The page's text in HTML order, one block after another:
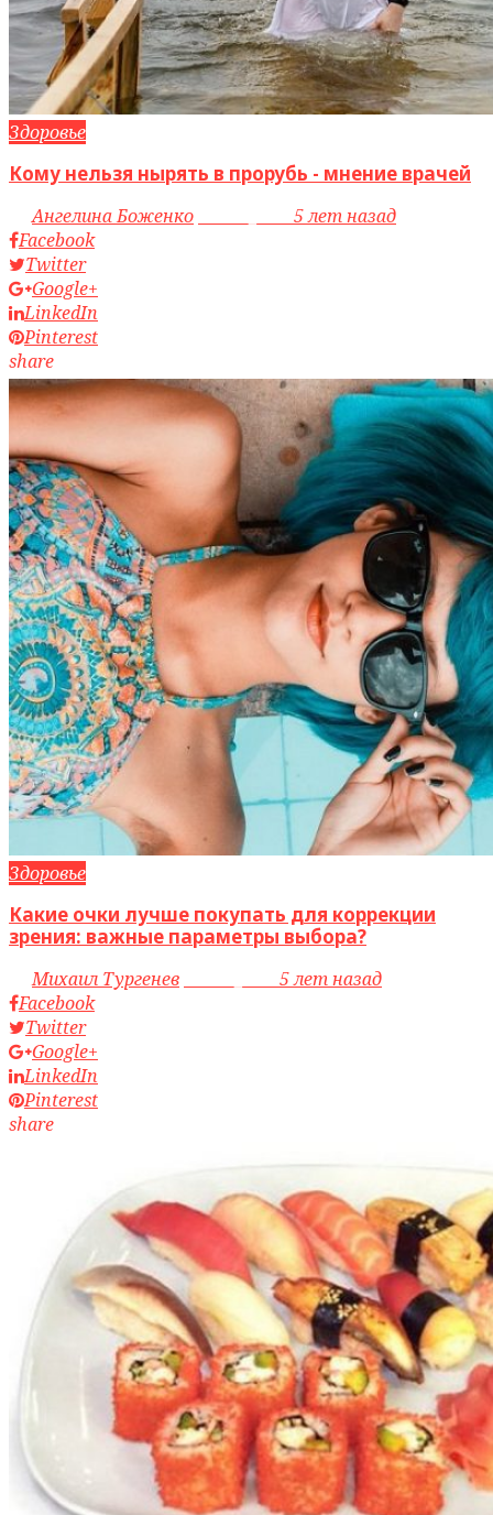
Здоровье
Кому нельзя нырять в прорубь - мнение врачей
byАнгелина Боженко
5 лет назад
Facebook
Twitter
Google+
LinkedIn
Pinterest
share
Здоровье
Какие очки лучше покупать для коррекции
зрения: важные параметры выбора?
byМихаил Тургенев
5 лет назад
Facebook
Twitter
Google+
LinkedIn
Pinterest
share